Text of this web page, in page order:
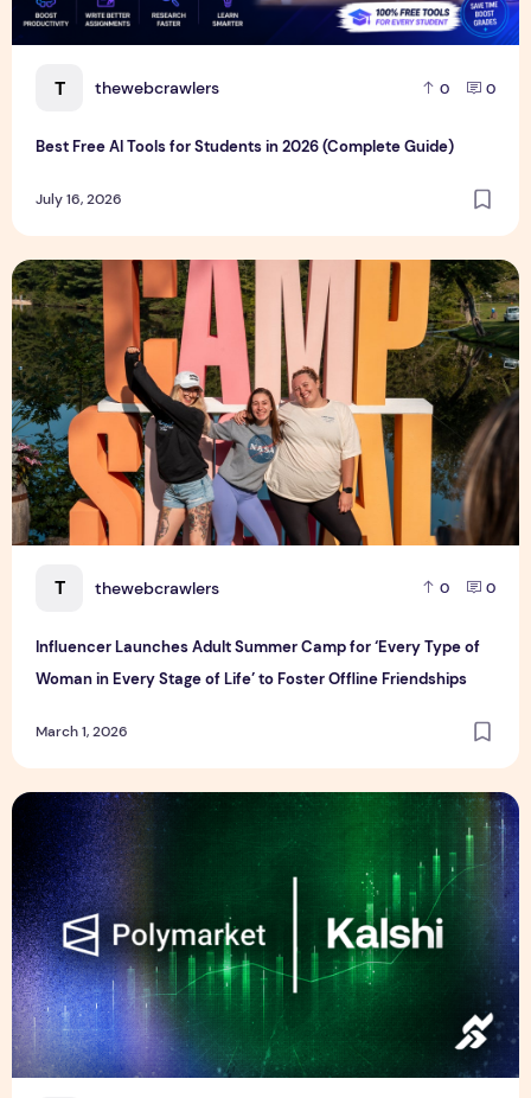
T thewebcrawlers 0 0
Best Free AI Tools for Students in 2026 (Complete Guide)
July 16, 2026
T thewebcrawlers 0 0
Influencer Launches Adult Summer Camp for ‘Every Type of
Woman in Every Stage of Life’ to Foster Offline Friendships
March 1, 2026
Influencer Launches Adult Summer Camp for ‘Every Type
Outrage Over Kalshi and Polymarket After Khamenei’s